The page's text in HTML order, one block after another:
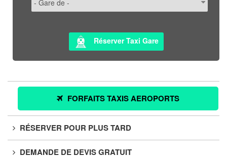
Réserver Taxi Gare
FORFAITS TAXIS AEROPORTS
RÉSERVER POUR PLUS TARD
DEMANDE DE DEVIS GRATUIT